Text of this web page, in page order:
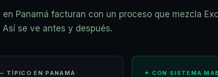
en Panamá facturan con un proceso que mezcla
se ve antes y después.
TÍPICO EN PANAMÁ ✦ CON SISTEMA